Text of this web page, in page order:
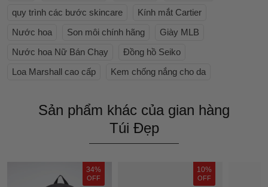
quy trình các bước skincare
Kính mắt Cartier
Nước hoa
Son môi chính hãng
Giày MLB
Nước hoa Nữ Bán Chạy
Đồng hồ Seiko
Loa Marshall cao cấp
Kem chống nắng cho da
Sản phẩm khác của gian hàng
Túi Đẹp
34%
OFF
10%
OFF